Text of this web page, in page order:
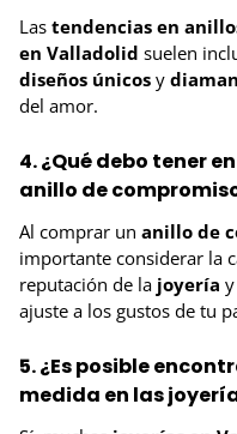
Las tendencias en
en Valladolid suelen
diseños únicos y
del amor.
4. ¿Qué debo tener
anillo de
Al comprar un anillo de
importante considerar la
reputación de la joyería
ajuste a los gustos de tu
5. ¿Es posible
medida en las